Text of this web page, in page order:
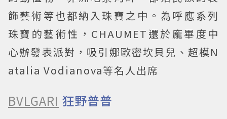
飾藝術等也都納入珠寶之中。為呼應系列
珠寶的藝術性，CHAUMET還於龐畢度中
心辦發表派對，吸引娜歐密坎貝兒、超模N
atalia Vodianova等名人出席
BVLGARI 狂野普普